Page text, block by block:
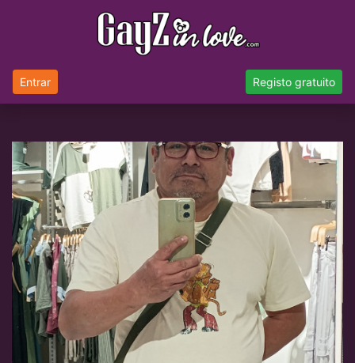
Entrar Registo gratuito